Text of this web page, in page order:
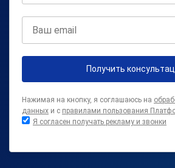
Получить
Нажимая на кнопку, я соглашаюсь на
данных и с правилами пользования
Я согласен получать рекламу и звонки